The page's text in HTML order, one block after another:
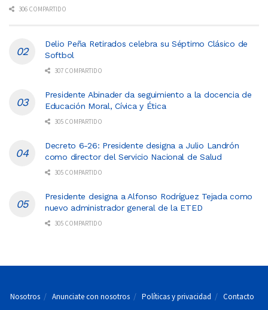
306 COMPARTIDO
Delio Peña Retirados celebra su Séptimo Clásico de
Softbol
307 COMPARTIDO
Presidente Abinader da seguimiento a la docencia de
Educación Moral, Cívica y Ética
305 COMPARTIDO
Decreto 6-26: Presidente designa a Julio Landrón
como director del Servicio Nacional de Salud
305 COMPARTIDO
Presidente designa a Alfonso Rodríguez Tejada como
nuevo administrador general de la ETED
305 COMPARTIDO
Nosotros Anunciate con nosotros Políticas y privacidad Contacto